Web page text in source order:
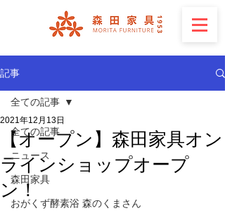
記事
全ての記事
ニュース
森田家具
おがくず酵素浴 森のくまさん
全ての記事
【オープン】森田家具オン
ラインショップオープ
ン！
2021年12月13日